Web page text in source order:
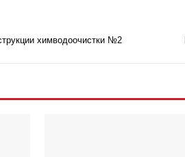
химводоочистки №2